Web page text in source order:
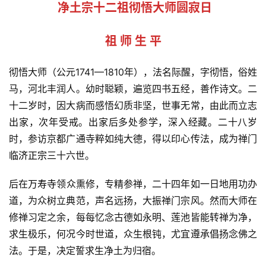
净土宗十二祖彻悟大师圆寂日
祖 师 生 平
彻悟大师（公元1741—1810年），法名际醒，字彻悟，俗姓
马，河北丰润人。幼时聪颖，遍览四书五经，善作诗文。二
十二岁时，因大病而感悟幻质非坚，世事无常，由此而立志
出家，次年受戒。出家后多处参学，深入经藏。二十八岁
时，参访京都广通寺粹如纯大德，得以印心传法，成为禅门
临济正宗三十六世。
后在万寿寺领众熏修，专精参禅，二十四年如一日地用功办
道，为众树立典范，声名远扬，大振禅门宗风。然而大师在
修禅习定之余，每每忆念古德如永明、莲池皆能转禅为净，
求生极乐，何况今时世道，众生根钝，尤宜遵承倡扬念佛之
法。于是，决定誓求生净土为归宿。